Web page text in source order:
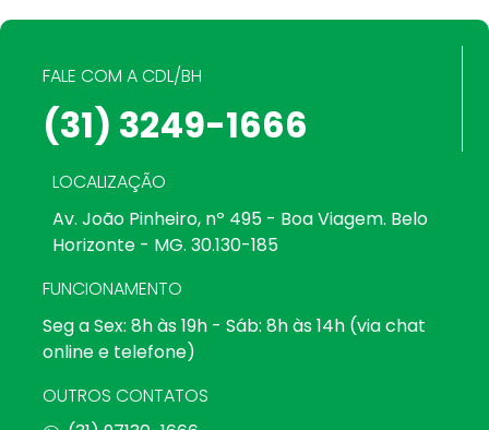
FALE COM A CDL/BH
(31) 3249-1666
LOCALIZAÇÃO
Av. João Pinheiro, nº 495 - Boa Viagem. Belo
Horizonte - MG. 30.130-185
FUNCIONAMENTO
Seg a Sex: 8h às 19h - Sáb: 8h às 14h (via chat
online e telefone)
OUTROS CONTATOS